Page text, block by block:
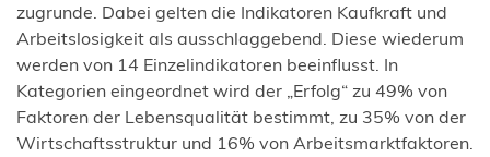
zugrunde. Dabei gelten die Indikatoren Kaufkraft und
Arbeitslosigkeit als ausschlaggebend. Diese wiederum
werden von 14 Einzelindikatoren beeinflusst. In
Kategorien eingeordnet wird der „Erfolg“ zu 49% von
Faktoren der Lebensqualität bestimmt, zu 35% von der
Wirtschaftsstruktur und 16% von Arbeitsmarktfaktoren.